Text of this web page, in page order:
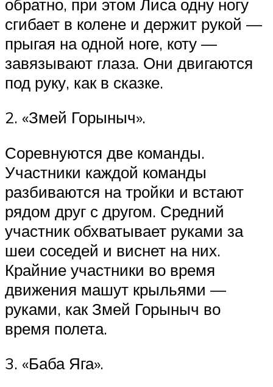
обратно, при этом Лиса одну ногу
сгибает в колене и держит рукой —
прыгая на одной ноге, коту —
завязывают глаза. Они двигаются
под руку, как в сказке.
2. «Змей Горыныч».
Соревнуются две команды.
Участники каждой команды
разбиваются на тройки и встают
рядом друг с другом. Средний
участник обхватывает руками за
шеи соседей и виснет на них.
Крайние участники во время
движения машут крыльями —
руками, как Змей Горыныч во
время полета.
3. «Баба Яга».